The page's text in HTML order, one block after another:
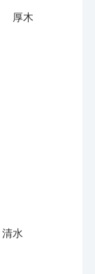
厚木
清水